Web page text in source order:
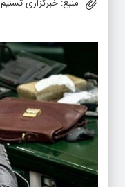
منبع: خبرگزاری تسنیم